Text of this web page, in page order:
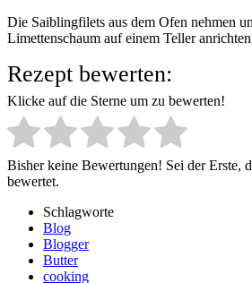
Die Saiblingfilets aus dem Ofen nehmen
Limettenschaum auf einem Teller
Rezept bewerten:
Klicke auf die Sterne um zu bewerten!
Bisher keine Bewertungen! Sei der Erste,
bewertet.
Schlagworte
Blog
Blogger
Butter
cooking